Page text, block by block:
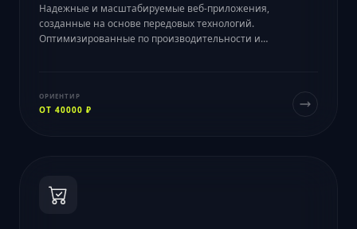
Надежные и масштабируемые веб-приложения,
созданные на основе передовых технологий.
Оптимизированные по производительности и
ОРИЕНТИР
ОТ 40000 ₽